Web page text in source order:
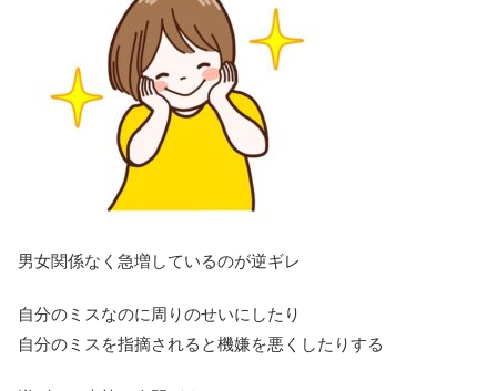
男女関係なく急増しているのが逆ギレ
自分のミスなのに周りのせいにしたり
自分のミスを指摘されると機嫌を悪くしたりする